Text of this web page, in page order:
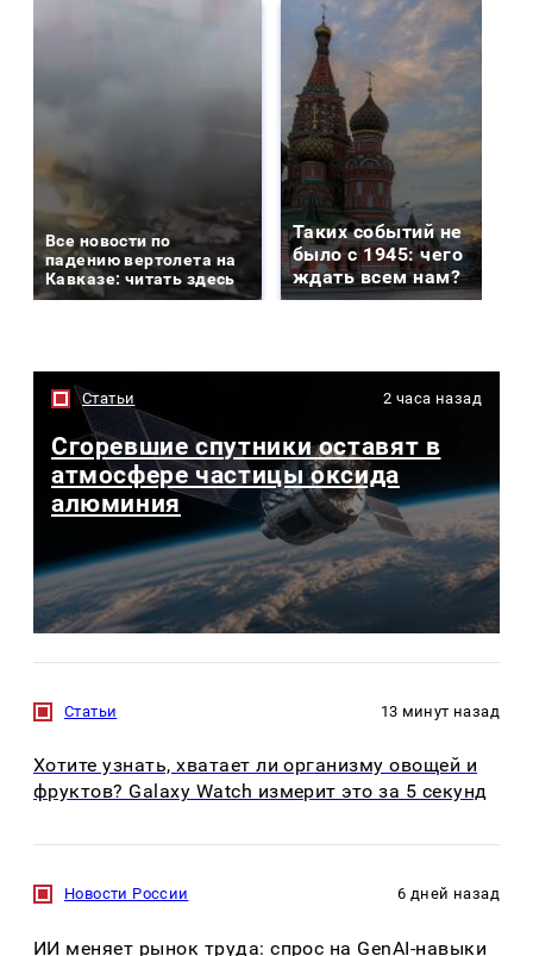
Все новости по
падению вертолета на
Кавказе: читать здесь
Таких событий не
было с 1945: чего
ждать всем нам?
Статьи 2 часа назад
Сгоревшие спутники оставят в
атмосфере частицы оксида
алюминия
Статьи 13 минут назад
Хотите узнать, хватает ли организму овощей и
фруктов? Galaxy Watch измерит это за 5 секунд
Новости России 6 дней назад
ИИ меняет рынок труда: спрос на GenAI-навыки